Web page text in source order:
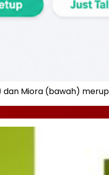
Miora (bawah)